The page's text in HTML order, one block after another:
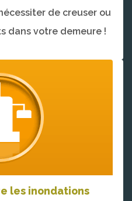
de creuser ou
dans votre demeure !
les inondations